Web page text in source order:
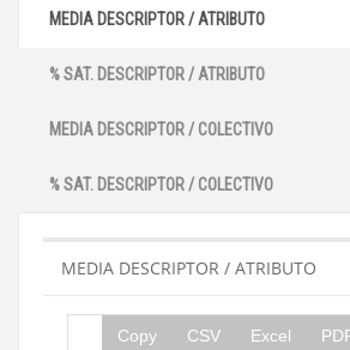
MEDIA DESCRIPTOR / ATRIBUTO
% SAT. DESCRIPTOR / ATRIBUTO
MEDIA DESCRIPTOR / COLECTIVO
% SAT. DESCRIPTOR / COLECTIVO
MEDIA DESCRIPTOR / ATRIBUTO
Copy CSV Excel